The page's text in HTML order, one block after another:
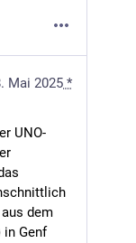
Mai 2025 *
UNO-
dem
in Genf